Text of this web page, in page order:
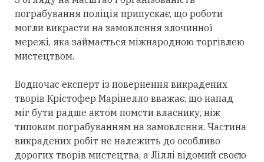
пограбування поліція припускає, що роботи
могли викрасти на замовлення злочинної
мережі, яка займається міжнародною торгівлею
мистецтвом.
Водночас експерт із повернення викрадених
творів Крістофер Марінелло вважає, що напад
міг бути радше актом помсти власнику, ніж
типовим пограбуванням на замовлення. Частина
викрадених робіт не належить до особливо
дорогих творів мистецтва, а Ліллі відомий своєю